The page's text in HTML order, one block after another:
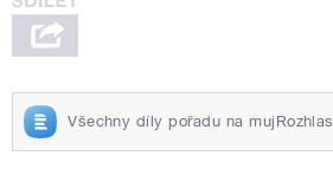
Všechny díly pořadu na mujRozhlas